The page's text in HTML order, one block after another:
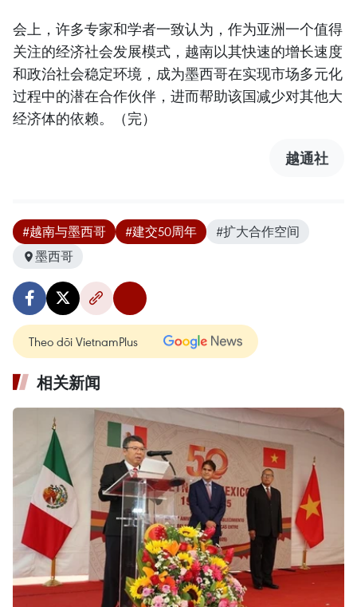
会上，许多专家和学者一致认为，作为亚洲一个值得
关注的经济社会发展模式，越南以其快速的增长速度
和政治社会稳定环境，成为墨西哥在实现市场多元化
过程中的潜在合作伙伴，进而帮助该国减少对其他大
经济体的依赖。（完）
越通社
#越南与墨西哥 #建交50周年
#扩大合作空间
墨西哥
Theo dõi VietnamPlus
相关新闻